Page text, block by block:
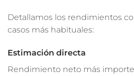
Detallamos los rendimientos
casos más habituales:
Estimación directa
Rendimiento neto más